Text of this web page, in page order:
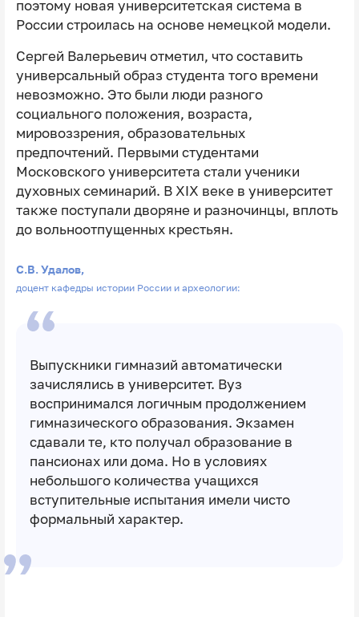
поэтому новая университетская система в
России строилась на основе немецкой модели.
Сергей Валерьевич отметил, что составить
универсальный образ студента того времени
невозможно. Это были люди разного
социального положения, возраста,
мировоззрения, образовательных
предпочтений. Первыми студентами
Московского университета стали ученики
духовных семинарий. В ⅩⅠⅩ веке в университет
также поступали дворяне и разночинцы, вплоть
до вольноотпущенных крестьян.
С.В. Удалов,
доцент кафедры истории России и археологии:
Выпускники гимназий автоматически
зачислялись в университет. Вуз
воспринимался логичным продолжением
гимназического образования. Экзамен
сдавали те, кто получал образование в
пансионах или дома. Но в условиях
небольшого количества учащихся
вступительные испытания имели чисто
формальный характер.